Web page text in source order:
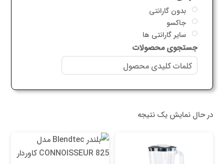
بدون گارانتی
جاکسو
سایر گارانتی ها
جستجوی محصولات
در حال نمایش یک نتیجه